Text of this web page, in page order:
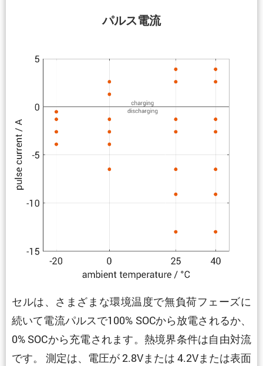
パルス電流
セルは、さまざまな環境温度で無負荷フェーズに
続いて電流パルスで100% SOCから放電されるか、
0% SOCから充電されます。熱境界条件は自由対流
です。 測定は、電圧が 2.8Vまたは 4.2Vまたは表面